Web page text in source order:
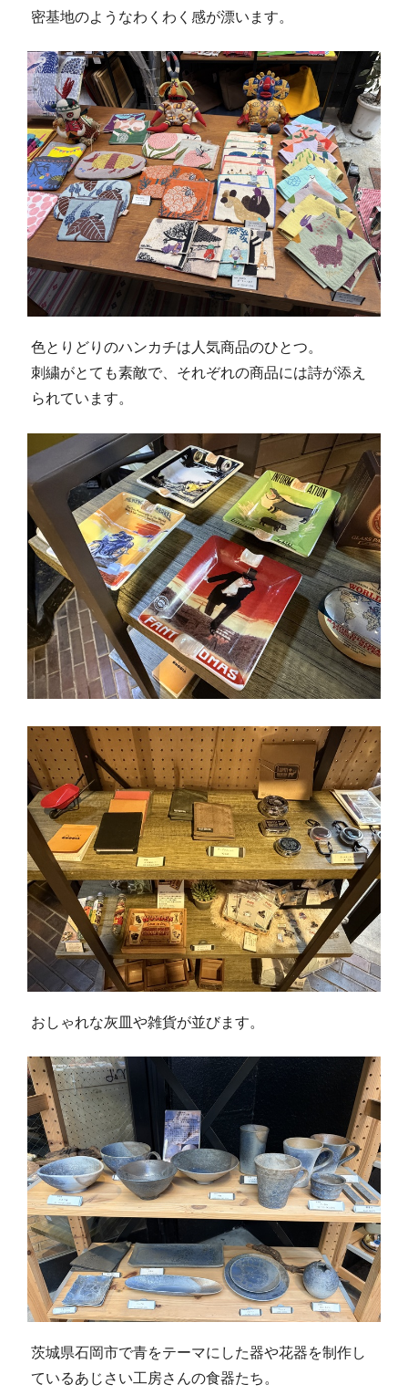
密基地のようなわくわく感が漂います。
色とりどりのハンカチは人気商品のひとつ。
刺繍がとても素敵で、それぞれの商品には詩が添え
られています。
おしゃれな灰皿や雑貨が並びます。
茨城県石岡市で青をテーマにした器や花器を制作し
ているあじさい工房さんの食器たち。